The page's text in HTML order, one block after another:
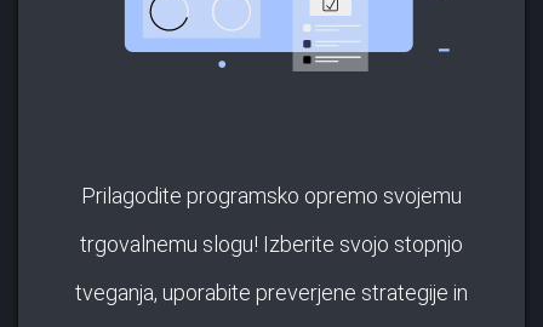
Prilagodite programsko opremo svojemu
trgovalnemu slogu! Izberite svojo stopnjo
tveganja, uporabite preverjene strategije in